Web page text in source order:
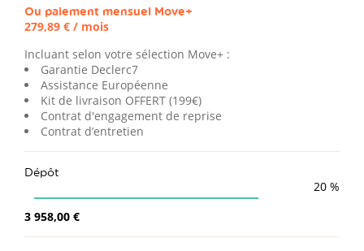
Ou paiement mensuel Move+
279,89 € / mois
Incluant selon votre sélection Move+ :
Garantie Declerc7
Assistance Européenne
Kit de livraison OFFERT (199€)
Contrat d'engagement de reprise
Contrat d’entretien
Dépôt
20 %
3 958,00 €